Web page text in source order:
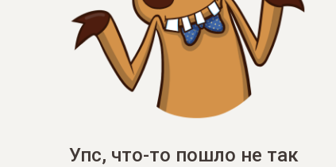
Упс, что-то пошло не так